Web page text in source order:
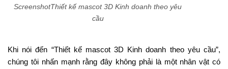
ScreenshotThiết kế mascot 3D Kinh doanh theo yêu
cầu
Khi nói đến “Thiết kế mascot 3D Kinh doanh theo yêu cầu”,
chúng tôi nhấn mạnh rằng đây không phải là một nhân vật có